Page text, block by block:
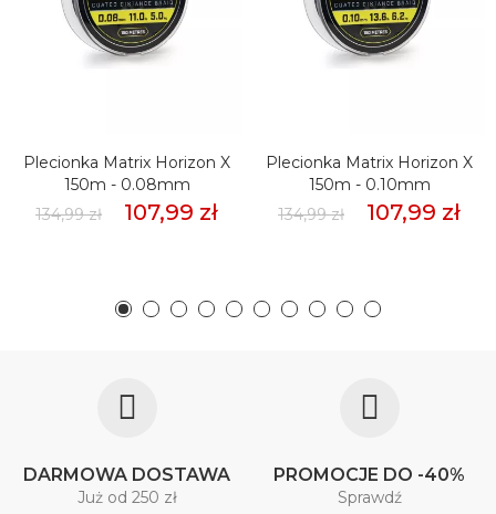
Plecionka Matrix Horizon X
150m - 0.08mm
134,99 zł
107,99 zł
Plecionka Matrix Horizon X
150m - 0.10mm
134,99 zł
107,99 zł
DARMOWA DOSTAWA
Już od 250 zł
PROMOCJE DO -40%
Sprawdź